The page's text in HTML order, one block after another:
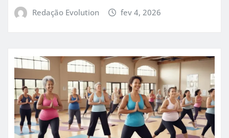
Redação Evolution fev 4, 2026